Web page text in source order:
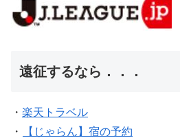
遠征するなら．．．
・ 楽天トラベル
・
【じゃらん】宿の予約